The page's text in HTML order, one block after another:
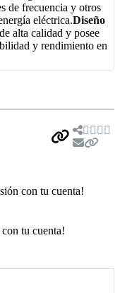
de frecuencia y otros
eléctrica.Diseño
alta calidad y posee
y rendimiento en
con tu cuenta!
tu cuenta!